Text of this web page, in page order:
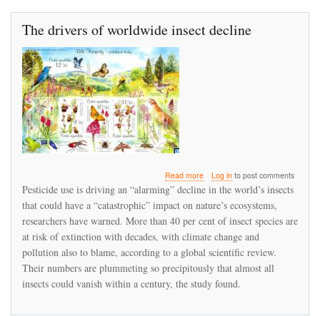
The drivers of worldwide insect decline
Read moreabout
The
of
worldwide
insect
decline
Log into post comments
Pesticide use is driving an “alarming” decline in the world’s insects
that could have a “catastrophic” impact on nature’s ecosystems,
researchers have warned. More than 40 per cent of insect species are
at risk of extinction with decades, with climate change and
pollution also to blame, according to a global scientific review.
Their numbers are plummeting so precipitously that almost all
insects could vanish within a century, the study found.